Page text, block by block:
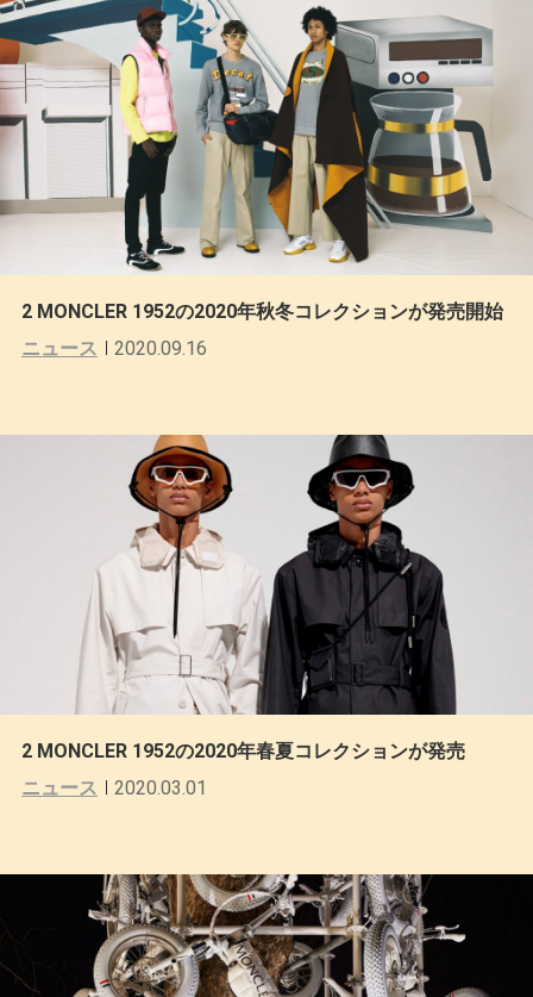
2 MONCLER 1952の2020年秋冬コレクションが発売開始
ニュース
2020.09.16
2 MONCLER 1952の2020年春夏コレクションが発売
ニュース
2020.03.01